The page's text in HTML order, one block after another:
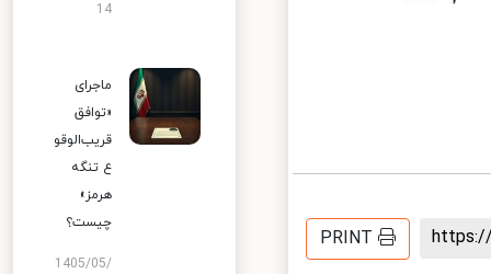
PRINT
14
ماجرای
«توافق
قریب‌الوقو
ع تنگه
هرمز»
چیست؟
1405/05/